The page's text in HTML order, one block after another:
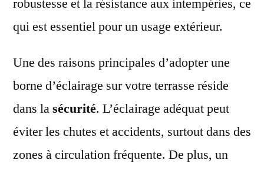
qui est essentiel pour un usage extérieur.
Une des raisons principales d’adopter une
borne d’éclairage sur votre terrasse réside
dans lasécurité. L’éclairage adéquat peut
éviter les chutes et accidents, surtout dans des
zones à circulation fréquente. De plus, un